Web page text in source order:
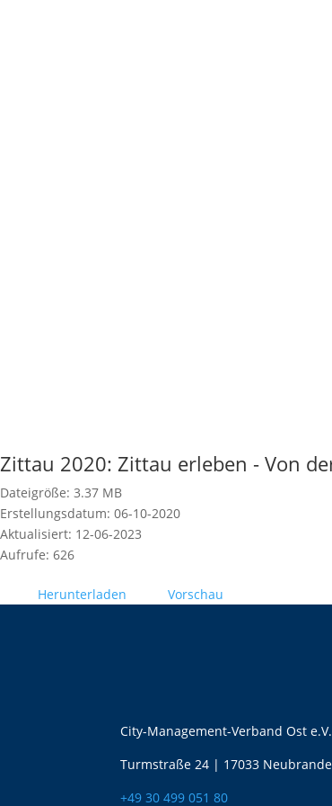
Zittau 2020: Zittau erleben - Von
Dateigröße: 3.37 MB
Erstellungsdatum: 06-10-2020
Aktualisiert: 12-06-2023
Aufrufe: 626
Herunterladen Vorschau
City-Management-Verband Ost e.V.
Turmstraße 24 | 17033
+49 30 499 051 80